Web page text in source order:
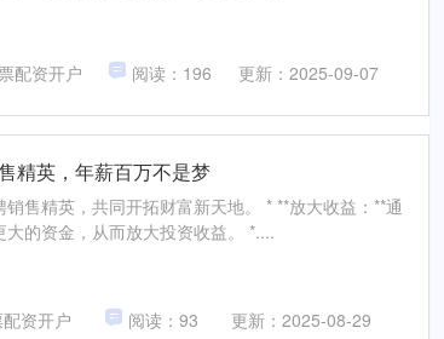
配资开户 阅读：196 更新：2025-09-07
精英，年薪百万不是梦
售精英，共同开拓财富新天地。 * **放大收益：**通
的资金，从而放大投资收益。 *....
资开户 阅读：93 更新：2025-08-29